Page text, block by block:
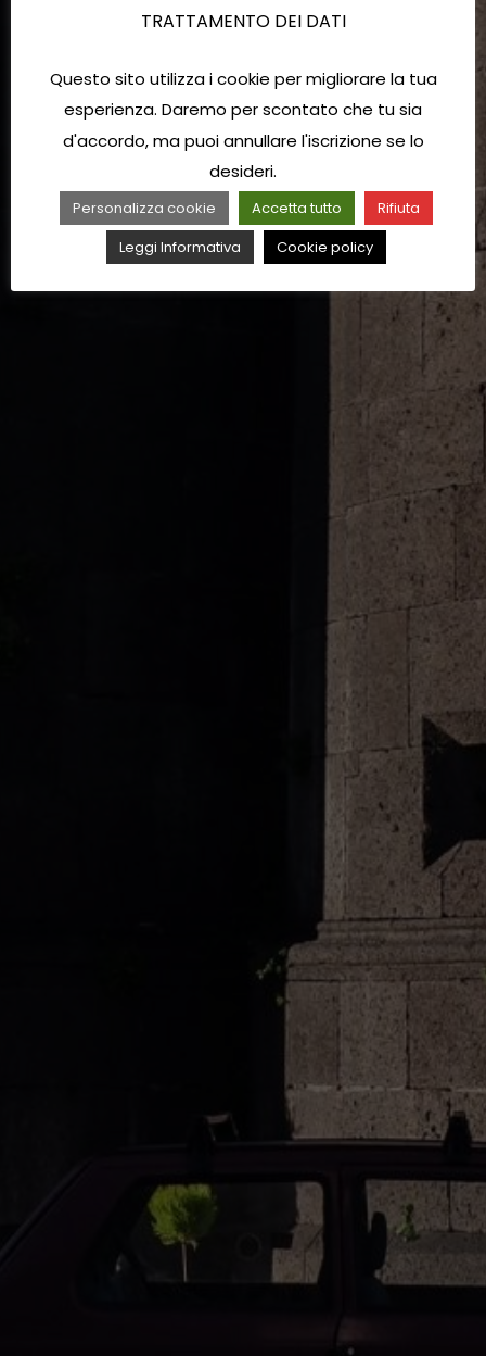
TRATTAMENTO DEI DATI
Questo sito utilizza i cookie per migliorare la tua
esperienza. Daremo per scontato che tu sia
d'accordo, ma puoi annullare l'iscrizione se lo
desideri.
Personalizza cookie Accetta tutto
Rifiuta
Leggi Informativa
Cookie policy